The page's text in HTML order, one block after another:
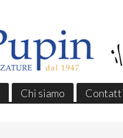
Chi siamo Contatti